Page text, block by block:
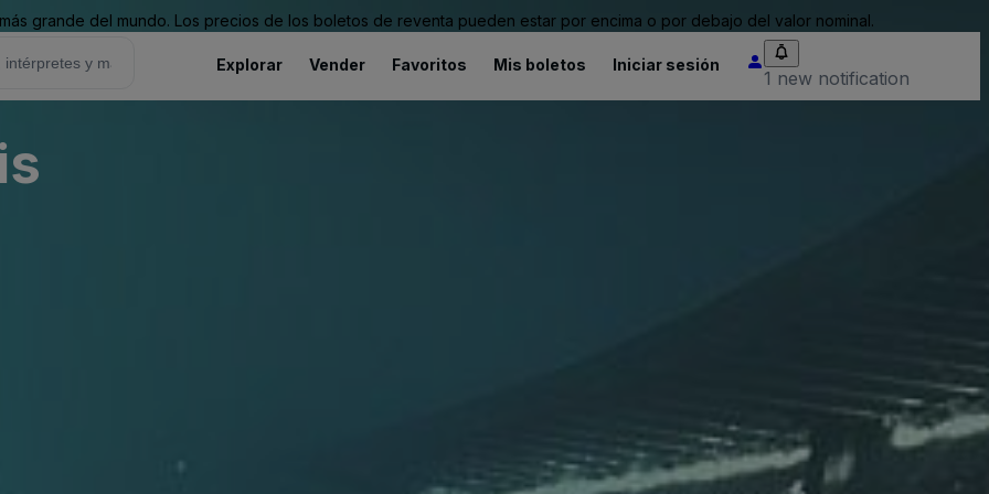
grande del mundo. Los precios de los boletos de reventa pueden estar por encima o por debajo del valor nominal.
Explorar Vender Favoritos Mis boletos Iniciar sesión
1 new notification